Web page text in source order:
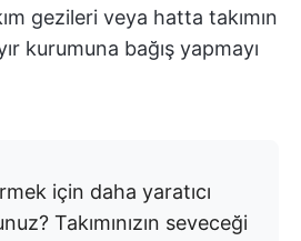
gezileri veya hatta takımın
kurumuna bağış yapmayı
için daha yaratıcı
Takımınızın seveceği